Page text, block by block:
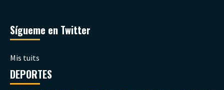
Sígueme en Twitter
Mis tuits
DEPORTES